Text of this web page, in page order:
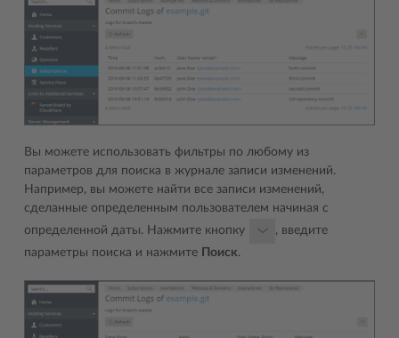
Вы можете использовать фильтры по любому из
параметров для поиска в журнале записи изменений.
Например, вы можете найти все записи изменений,
сделанные определенным пользователем начиная с
определенной даты. Нажмите кнопку
, введите
параметры поиска и нажмите
Поиск.